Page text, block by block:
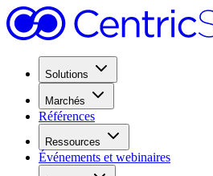
Solutions
Marchés
Références
Ressources
Événements et webinaires